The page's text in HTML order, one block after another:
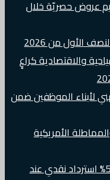
عروض حصريّة خلال
الأول من 2026
والاقتصادية كراعٍ
لأبناء الموظفين ضمن
الأمريكية
أكثر من 5000فائز سيحصلون على 5% استرداد نقدي عند